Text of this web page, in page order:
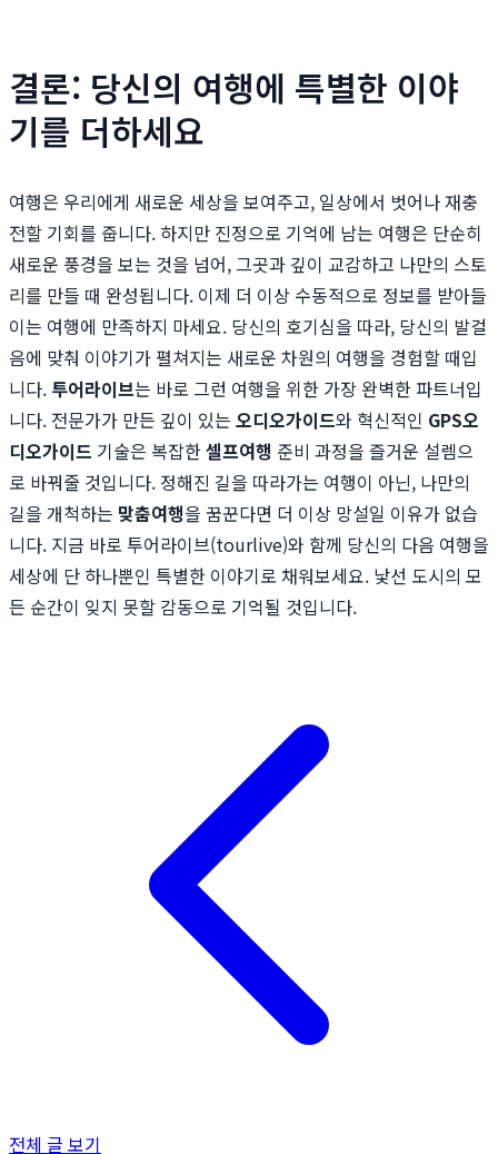
결론: 당신의 여행에 특별한 이야
기를 더하세요
여행은 우리에게 새로운 세상을 보여주고, 일상에서 벗어나 재충
전할 기회를 줍니다. 하지만 진정으로 기억에 남는 여행은 단순히
새로운 풍경을 보는 것을 넘어, 그곳과 깊이 교감하고 나만의 스토
리를 만들 때 완성됩니다. 이제 더 이상 수동적으로 정보를 받아들
이는 여행에 만족하지 마세요. 당신의 호기심을 따라, 당신의 발걸
음에 맞춰 이야기가 펼쳐지는 새로운 차원의 여행을 경험할 때입
니다. 투어라이브는 바로 그런 여행을 위한 가장 완벽한 파트너입
니다. 전문가가 만든 깊이 있는 오디오가이드와 혁신적인 GPS오
디오가이드 기술은 복잡한셀프여행 준비 과정을 즐거운 설렘으
로 바꿔줄 것입니다. 정해진 길을 따라가는 여행이 아닌, 나만의
길을 개척하는 맞춤여행을 꿈꾼다면 더 이상 망설일 이유가 없습
니다. 지금 바로 투어라이브(tourlive)와 함께 당신의 다음 여행을
세상에 단 하나뿐인 특별한 이야기로 채워보세요. 낯선 도시의 모
든 순간이 잊지 못할 감동으로 기억될 것입니다.
전체 글 보기